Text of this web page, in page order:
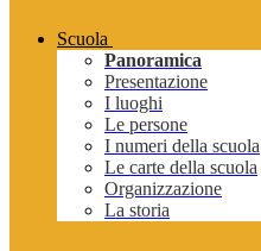
Scuola
Panoramica
Presentazione
I luoghi
Le persone
I numeri della scuola
Le carte della scuola
Organizzazione
La storia